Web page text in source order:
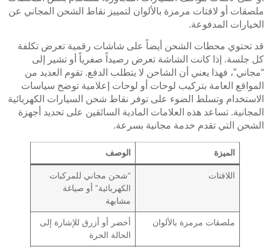
ملصقات أو لافتات مرمزة بالألوان لتمييز نقاط الشحن المجاني عن
الخيارات المدفوعة.
قد تحتوي محطات الشحن أيضاً على شاشات رقمية تعرض تكلفة
كل جلسة. إذا كانت الشاشة تعرض رصيداً صفرياً أو تشير إلى
“مجاني”، فهذا يعني أن الشاحن لا يتطلب الدفع. تقوم العديد من
المواقع العامة بتركيب لوحات أو لوحات إعلامية توضح سياسات
الاستخدام وتسلط الضوء على توفر نقاط شحن السيارات الكهربائية
المجانية. تساعد هذه العلامات المادية السائقين على تحديد أجهزة
الشحن التي تقدم خدمة مجانية بسرعة.
الميزة الوصف
اللافتات
“شحن مجاني للمركبات
الكهربائية” أو صياغة
مشابهة
ملصقات مرمزة بالألوان
أخضر أو أزرق للإشارة إلى
الحالة الحرة